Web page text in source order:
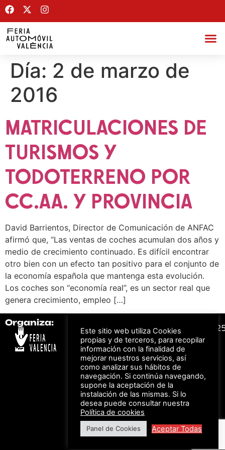
Día: 2 de marzo de
2016
MATRICULACIONES DE
TURISMOS Y
TODOTERRENO POR
CC.AA. Y PROVINCIA
David Barrientos, Director de Comunicación de ANFAC
afirmó que, “Las ventas de coches acumulan dos años y
medio de crecimiento continuado. Es difícil encontrar
otro bien con un efecto tan positivo para el conjunto de
la economía española que mantenga esta evolución.
Los coches son “economía real”, es un sector real que
genera crecimiento, empleo […]
Organiza:
Bonos descuento para
los viajes a ferias
organizadas por Feria
Valencia al obtener tu
entrada
Descuento en tarifas
de hotel durante
Aviso Legal –
de Privacidad
© Feria Valencia, todos
los derechos reservados
Este sitio web utiliza Cookies
propias y de terceros, para recopilar
información con la finalidad de
mejorar nuestros servicios, así
como analizar sus hábitos de
navegación. Si continúa navegando,
supone la aceptación de la
instalación de las mismas. Si lo
desea puede consultar nuestra
Política de cookies
Panel de Cookies Aceptar Todas